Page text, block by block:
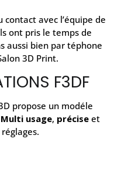
avec l’équipe de
ont pris le temps de
aussi bien par téphone
3D Print.
F3DF
propose un modéle
Multi usage, précise et